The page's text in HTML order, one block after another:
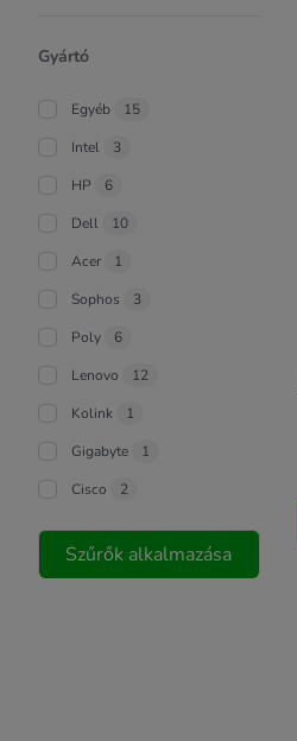
Gyártó
Egyéb
15
Intel
3
HP
6
Dell
10
Acer
1
Sophos
3
Poly
6
Lenovo
12
Kolink
1
Gigabyte
1
Cisco
2
Szűrők alkalmazása